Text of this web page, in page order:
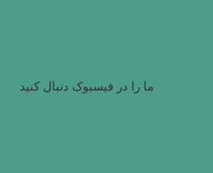
ما را در فیسبوک دنبال کنید